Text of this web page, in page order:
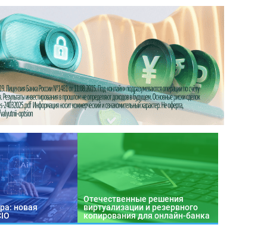
новая
Отечественные решения
виртуализации и резервного
копирования для онлайн-банка